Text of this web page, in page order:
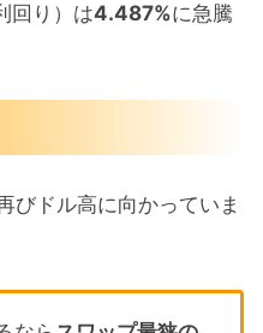
回り）は4.487%に急騰
びドル高に向かっていま